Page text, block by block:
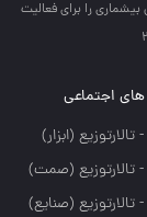
را براي فعاليت
اجتماعی
تالارتوزيع (ابزار)
- تالارتوزيع (صمت)
- تالارتوزيع (صنايع)